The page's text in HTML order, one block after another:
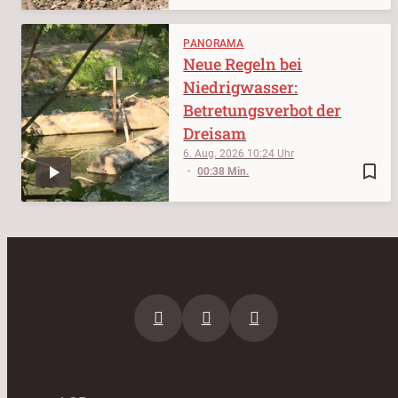
PANORAMA
bookmark_border
6. Aug. 2026 10:24
00:38 Min.
Neue Regeln bei
Niedrigwasser:
Betretungsverbot der
Dreisam